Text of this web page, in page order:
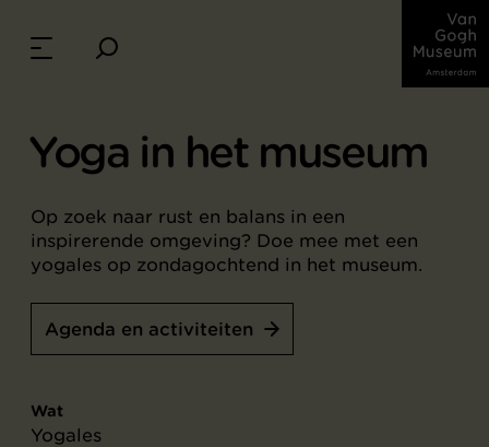
Yoga in het museum
Op zoek naar rust en balans in een
inspirerende omgeving? Doe mee met een
yogales op zondagochtend in het museum.
Agenda en activiteiten
Wat
Yogales